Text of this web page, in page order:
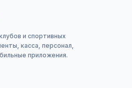
и спортивных
касса, персонал,
приложения.